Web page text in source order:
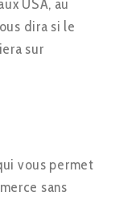
USA, au
dira si le
sur
vous permet
sans